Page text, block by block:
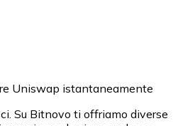
Uniswap istantaneamente
Su Bitnovo ti offriamo diverse